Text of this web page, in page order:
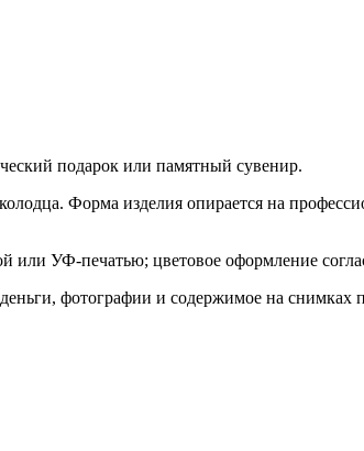
подарок или памятный сувенир.
Форма изделия опирается на
или УФ-печатью; цветовое оформление
фотографии и содержимое на снимках